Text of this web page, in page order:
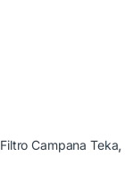
Filtro Campana Teka,